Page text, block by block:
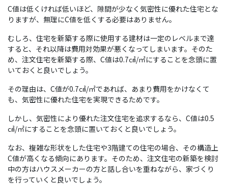
C値は低くければ低いほど、隙間が少なく気密性に優れた住宅とな
りますが、無理にC値を低くする必要はありません。
むしろ、住宅を新築する際に使用する建材は一定のレベルまで達
すると、それ以降は費用対効果が悪くなってしまいます。そのた
め、注文住宅を新築する際、C値は0.7㎠/㎡にすることを念頭に置
いておくと良いでしょう。
その理由は、C値が0.7㎠/㎡であれば、あまり費用をかけなくて
も、気密性に優れた住宅を実現できるためです。
しかし、気密性により優れた注文住宅を追求するなら、C値は0.5
㎠/㎡にすることを念頭に置いておくと良いでしょう。
なお、複雑な形状をした住宅や3階建ての住宅の場合、その構造上
C値が高くなる傾向にあります。そのため、注文住宅の新築を検討
中の方はハウスメーカーの方と話し合いを重ねながら、家づくり
を行っていくと良いでしょう。